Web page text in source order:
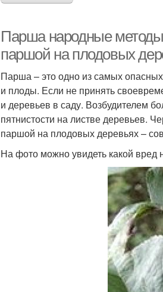
Парша народные
паршой на плодовых
Парша – это одно из самых
и плоды. Если не принять
и деревьев в саду. Возбудителем
пятнистости на листве деревьев.
паршой на плодовых деревьях –
На фото можно увидеть какой вред